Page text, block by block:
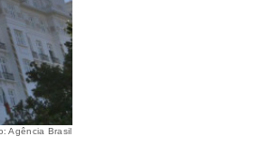
Agência Brasil